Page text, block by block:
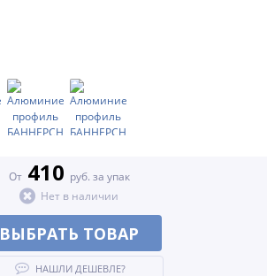
От410 руб. за упак
Нет в наличии
ВЫБРАТЬ ТОВАР
НАШЛИ ДЕШЕВЛЕ?